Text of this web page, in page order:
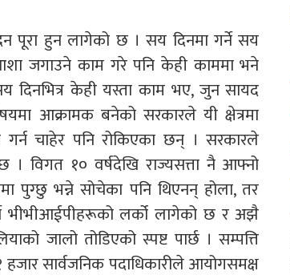
पूरा हुन लागेको छ । सय दिनमा गर्ने सय
जगाउने काम गरे पनि केही काममा भने
दिनभित्र केही यस्ता काम भए, जुन सायद
आक्रामक बनेको सरकारले यी क्षेत्रमा
चाहेर पनि रोकिएका छन् । सरकारले
। विगत १० वर्षदेखि राज्यसत्ता नै आफ्नो
पुग्छु भन्ने सोचेका पनि थिएनन् होला, तर
भीभीआईपीहरूको लर्को लागेको छ र अझै
जालो तोडिएको स्पष्ट पार्छ । सम्पत्ति
सार्वजनिक पदाधिकारीले आयोगसमक्ष